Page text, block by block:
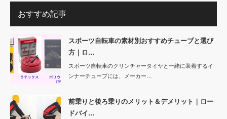
おすすめ記事
スポーツ自転車の素材別おすすめチューブと選び
方｜ロ…
スポーツ自転車のクリンチャータイヤと一緒に装着するイ
ンナーチューブには、メーカー…
前乗りと後ろ乗りのメリット＆デメリット｜ロー
ドバイ…